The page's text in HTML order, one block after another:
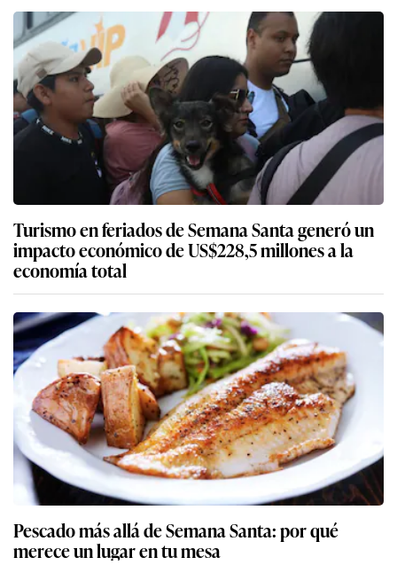
Turismo en feriados de Semana Santa generó un
impacto económico de US$228,5 millones a la
economía total
Pescado más allá de Semana Santa: por qué
merece un lugar en tu mesa